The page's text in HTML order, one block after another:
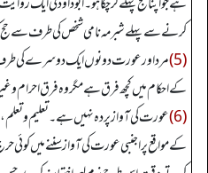
کرنے سے پہلے شبرمہ نامی شخص کی طرف سے
(5) مرد اور عورت دونوں ایک دوسرے کی
کے احکام میں کچھ فرق ہے مگر وہ فرق احرام
(6) عورت کی آواز پردہ نہیں ہے۔ تعلیم و
کے مواقع پر اجنبی عورت کی آواز سننے میں